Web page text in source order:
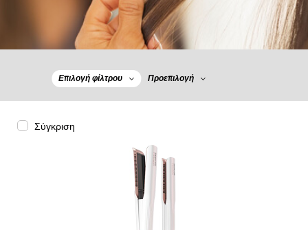
Επιλογή φίλτρου Προεπιλογή
Σύγκριση